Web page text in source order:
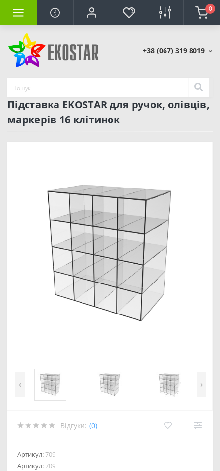
0
+38 (067) 319 8019
Підставка EKOSTAR для ручок, олівців,
маркерів 16 клітинок
‹ ›
Відгуки: (0)
Артикул:709
Артикул:709